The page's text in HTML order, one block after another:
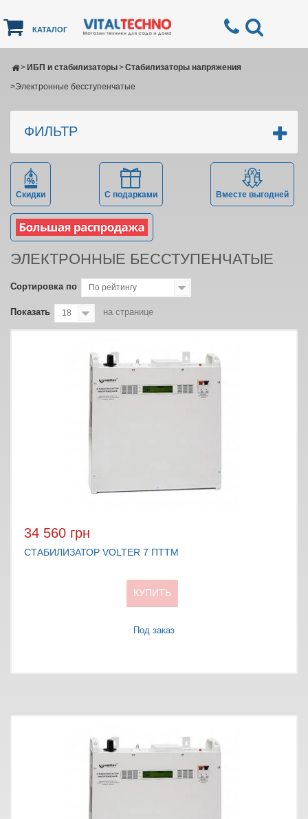
КАТАЛОГ
ИБП и стабилизаторы
> Стабилизаторы напряжения
>
Электронные бесступенчатые
>
ФИЛЬТР
Скидки С подарками Вместе выгодней
ЭЛЕКТРОННЫЕ БЕССТУПЕНЧАТЫЕ
Сортировка по По рейтингу
Показать 18 на странице
34 560 грн
СТАБИЛИЗАТОР VOLTER 7 ПТТМ
КУПИТЬ
Под заказ